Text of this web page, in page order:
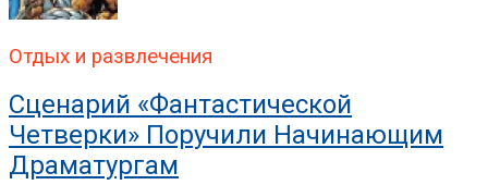
Отдых и развлечения
Сценарий «Фантастической
Четверки» Поручили Начинающим
Драматургам